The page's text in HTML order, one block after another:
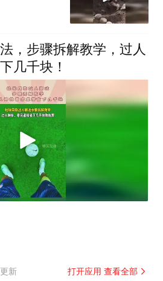
，步骤拆解教学，过人
几千块！
新 打开应用 查看全部